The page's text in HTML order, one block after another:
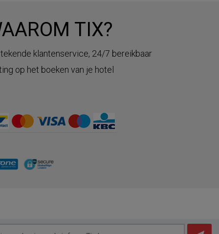
TIX?
klantenservice, 24/7 bereikbaar
op het boeken van je hotel